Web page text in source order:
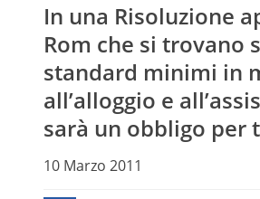
In una Risoluzione
Rom che si trovano
standard minimi in
all’alloggio e
sarà un obbligo per
10 Marzo 2011